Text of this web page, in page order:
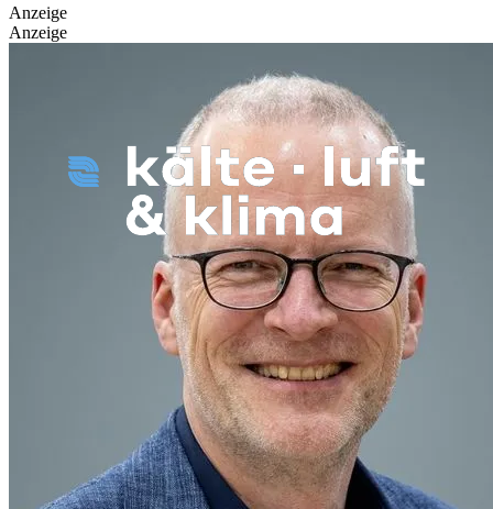
Anzeige
Anzeige